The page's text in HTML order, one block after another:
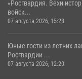
«Росгвардия. Вехи
войск...
07 августа 2026, 15:28
Юные гости из летних
Росгвардии ...
07 августа 2026, 12:20